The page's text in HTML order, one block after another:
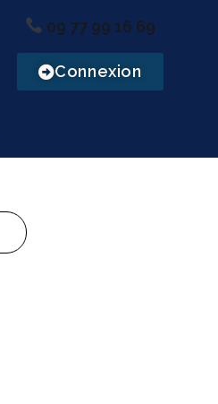
09 77 99 16 69
Connexion